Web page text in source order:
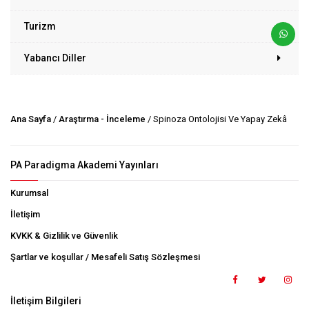
Turizm
Yabancı Diller
Ana Sayfa / Araştırma - İnceleme / Spinoza Ontolojisi Ve Yapay Zekâ
PA Paradigma Akademi Yayınları
Kurumsal
İletişim
KVKK & Gizlilik ve Güvenlik
Şartlar ve koşullar / Mesafeli Satış Sözleşmesi
İletişim Bilgileri